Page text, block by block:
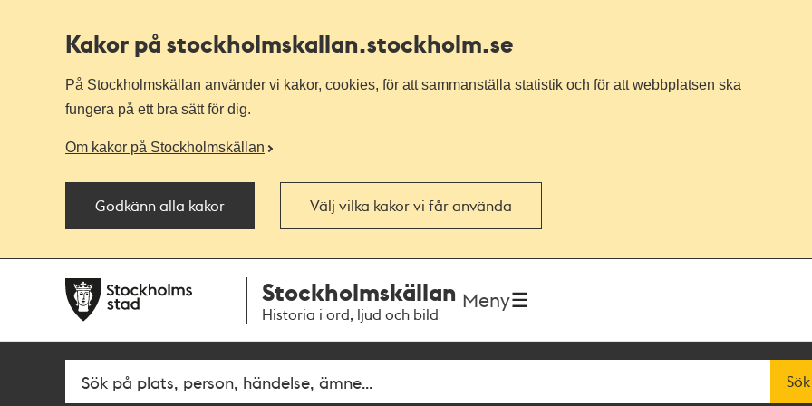
Kakor på stockholmskallan.stockholm.se
På Stockholmskällan använder vi kakor, cookies, för att sammanställa statistik och för att webbplatsen ska
fungera på ett bra sätt för dig.
Om kakor på Stockholmskällan
Godkänn alla kakor Välj vilka kakor vi får använda
navigationen
huvudinnehållet
Stockholmskällan
Historia i ord, ljud och bild
Meny
Fritextsök Sök